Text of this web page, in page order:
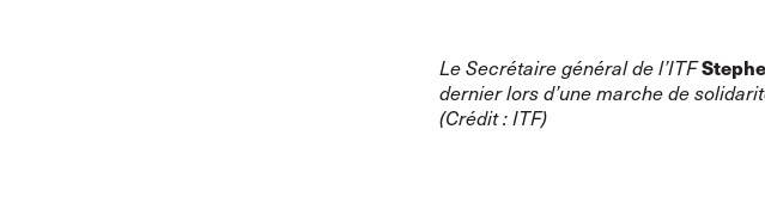
Le Secrétaire général de l’ITF
dernier lors d’une marche de
(Crédit : ITF)